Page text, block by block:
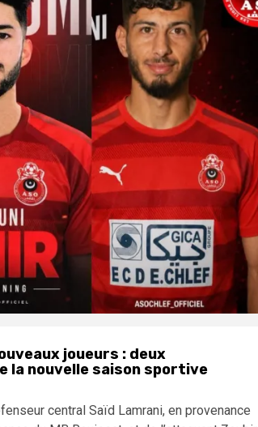
joueurs : deux
la nouvelle saison sportive
central Saïd Lamrani, en provenance